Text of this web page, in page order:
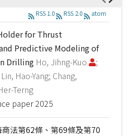
RSS 1.0 RSS 2.0 atom
for Thrust
Predictive Modeling of
Drilling Ho, Jihng-Kuo
;
Hao-Yang; Chang,
Terng
paper2025
法第62條、第69條及第70